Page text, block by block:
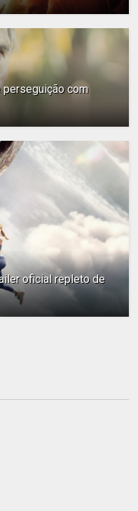
perseguição com
oficial repleto de